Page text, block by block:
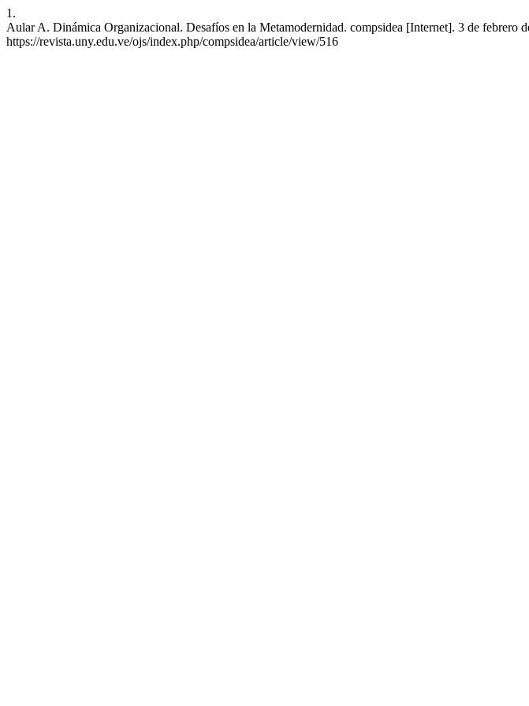
1.
Aular A. Dinámica Organizacional. Desafíos en la Metamodernidad. compsidea [Internet]. 3 de febrero
https://revista.uny.edu.ve/ojs/index.php/compsidea/article/view/516